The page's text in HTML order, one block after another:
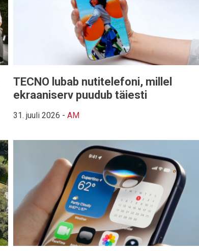
TECNO lubab nutitelefoni, millel
ekraaniserv puudub täiesti
31. juuli 2026 - AM